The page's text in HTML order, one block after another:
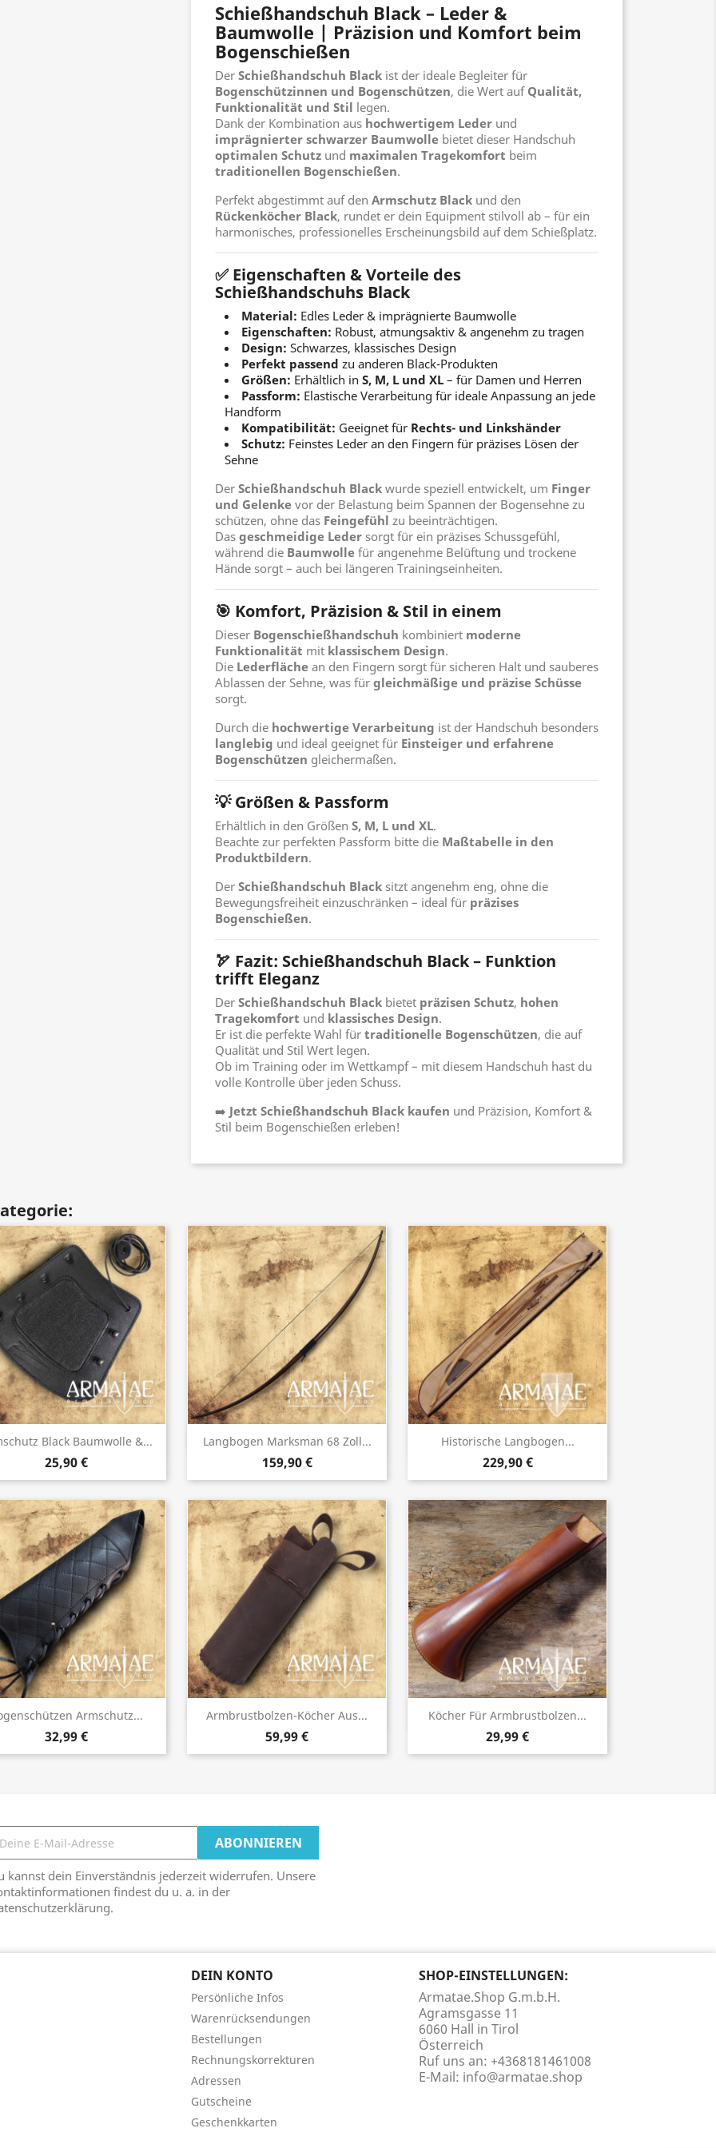
Schießhandschuh Black – Leder &
Baumwolle | Präzision und Komfort beim
Bogenschießen
Der Schießhandschuh Black ist der ideale Begleiter für
Bogenschützinnen und Bogenschützen, die Wert auf Qualität,
Funktionalität und Stil legen.
Dank der Kombination aus hochwertigem Leder und
imprägnierter schwarzer Baumwolle bietet dieser Handschuh
optimalen Schutz und maximalen Tragekomfort beim
traditionellen Bogenschießen.
Perfekt abgestimmt auf den Armschutz Black und den
Rückenköcher Black, rundet er dein Equipment stilvoll ab – für ein
harmonisches, professionelles Erscheinungsbild auf dem Schießplatz.
✅ Eigenschaften & Vorteile des
Schießhandschuhs Black
Material: Edles Leder & imprägnierte Baumwolle
Eigenschaften: Robust, atmungsaktiv & angenehm zu tragen
Design: Schwarzes, klassisches Design
Perfekt passend zu anderen Black-Produkten
Größen: Erhältlich in S, M, L und XL – für Damen und Herren
Passform: Elastische Verarbeitung für ideale Anpassung an jede
Handform
Kompatibilität: Geeignet für Rechts- und Linkshänder
Schutz: Feinstes Leder an den Fingern für präzises Lösen der
Sehne
Der Schießhandschuh Black wurde speziell entwickelt, um Finger
und Gelenke vor der Belastung beim Spannen der Bogensehne zu
schützen, ohne das Feingefühl zu beeinträchtigen.
Das geschmeidige Leder sorgt für ein präzises Schussgefühl,
während die Baumwolle für angenehme Belüftung und trockene
Hände sorgt – auch bei längeren Trainingseinheiten.
🎯 Komfort, Präzision & Stil in einem
Dieser Bogenschießhandschuh kombiniert moderne
Funktionalität mit klassischem Design.
Die Lederfläche an den Fingern sorgt für sicheren Halt und sauberes
Ablassen der Sehne, was für gleichmäßige und präzise Schüsse
sorgt.
Durch die hochwertige Verarbeitung ist der Handschuh besonders
langlebig und ideal geeignet für Einsteiger und erfahrene
Bogenschützen gleichermaßen.
💡 Größen & Passform
Erhältlich in den Größen S, M, L und XL.
Beachte zur perfekten Passform bitte die Maßtabelle in den
Produktbildern.
Der Schießhandschuh Black sitzt angenehm eng, ohne die
Bewegungsfreiheit einzuschränken – ideal für präzises
Bogenschießen.
🏹 Fazit: Schießhandschuh Black – Funktion
trifft Eleganz
Der Schießhandschuh Black bietet präzisen Schutz, hohen
Tragekomfort und klassisches Design.
Er ist die perfekte Wahl für traditionelle Bogenschützen, die auf
Qualität und Stil Wert legen.
Ob im Training oder im Wettkampf – mit diesem Handschuh hast du
volle Kontrolle über jeden Schuss.
➡️ Jetzt Schießhandschuh Black kaufen und Präzision, Komfort &
Stil beim Bogenschießen erleben!
Black Baumwolle &...
25,90 €
Vorschau Langbogen Marksman 68 Zoll...
159,90 €
 Vorschau Historische Langbogen...
229,90 €
Vorschau
Armschutz...
32,99 €
Vorschau Armbrustbolzen-Köcher Aus...
59,99 €
Vorschau Köcher Für Armbrustbolzen...
29,99 €
Vorschau
kannst dein Einverständnis jederzeit widerrufen. Unsere
findest du u. a. in der
DEIN KONTO
Persönliche Infos
Warenrücksendungen
Bestellungen
Rechnungskorrekturen
Adressen
Gutscheine
Geschenkkarten
SHOP-EINSTELLUNGEN:
Armatae.Shop G.m.b.H.
Agramsgasse 11
6060 Hall in Tirol
Österreich
Ruf uns an: +4368181461008
E-Mail: info@armatae.shop